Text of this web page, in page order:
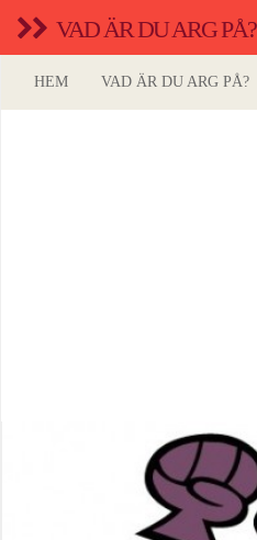
VAD ÄR DU ARG PÅ?
HEM VAD ÄR DU ARG PÅ?